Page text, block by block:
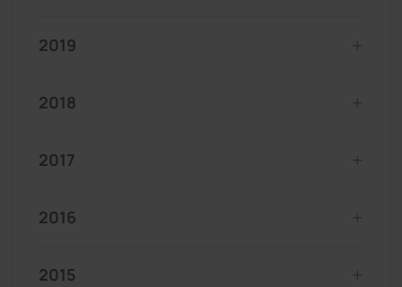
2019
2018
2017
2016
2015